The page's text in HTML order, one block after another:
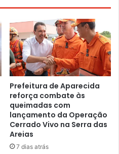
Prefeitura de Aparecida
reforça combate às
queimadas com
lançamento da Operação
Cerrado Vivo na Serra das
Areias
7 dias atrás